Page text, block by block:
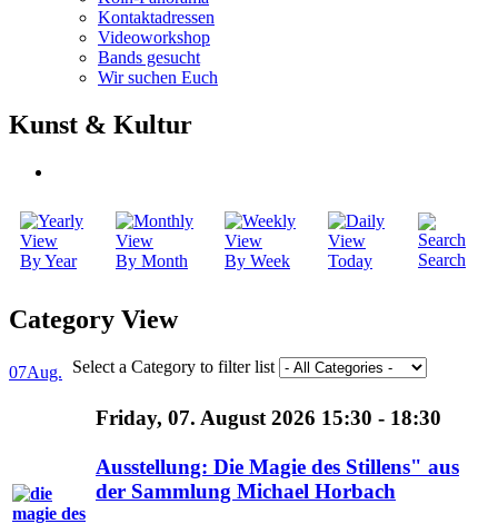
Kontaktadressen
Videoworkshop
Bands gesucht
Wir suchen Euch
Kunst & Kultur
By Year By Month By Week Today Search
Category View
Select a Category to filter list
07Aug.
Friday, 07. August 2026 15:30 - 18:30
Ausstellung: Die Magie des Stillens" aus
der Sammlung Michael Horbach